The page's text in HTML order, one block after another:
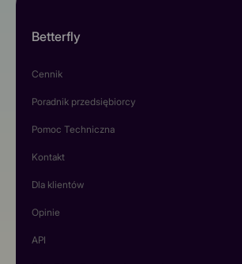
Betterfly
Cennik
Poradnik przedsiębiorcy
Pomoc Techniczna
Kontakt
Dla klientów
Opinie
API